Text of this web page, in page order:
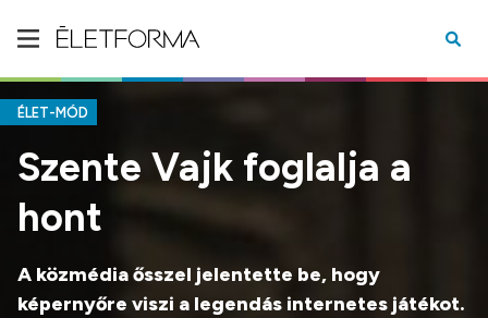
ÉLET-MÓD
Szente Vajk foglalja a
hont
A közmédia ősszel jelentette be, hogy
képernyőre viszi a legendás internetes játékot.